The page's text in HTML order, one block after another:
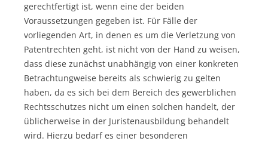
gerechtfertigt ist, wenn eine der beiden
Voraussetzungen gegeben ist. Für Fälle der
vorliegenden Art, in denen es um die Verletzung von
Patentrechten geht, ist nicht von der Hand zu weisen,
dass diese zunächst unabhängig von einer konkreten
Betrachtungweise bereits als schwierig zu gelten
haben, da es sich bei dem Bereich des gewerblichen
Rechtsschutzes nicht um einen solchen handelt, der
üblicherweise in der Juristenausbildung behandelt
wird. Hierzu bedarf es einer besonderen